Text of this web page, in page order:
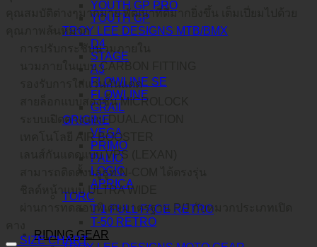
YOUTH GP PRO
YOUTH GP
TROY LEE DESIGNS MTB/BMX
D4
STAGE
A3
FLOWLINE SE
FLOWLINE
GRAIL
ORIGINE
VEGA
PRIMO
PALIO
LOGIC
APRICA
TORC
T-1 FULL FACE RETRO
T-50 RETRO
RIDING GEAR
คุณสมบัติต่างๆมากมาย พัฒนาที่ดีมากยิ่งขึ้น เต็มเปี่ยมไปด้วย
คุณภาพล้นหมวก
การปรับกระชับนวมภายใน
นวมภายในแบบ CARBON FITTING
รองรับการใส่แว่นกันแดด
สายล็อกแบบสองชั้น MICROLOCK
ระบบเปิดคางแบบ DUAL ACTION
เทคโนโลยี AIR BOOSTER
เลนส์กันแดดแบบ VPS (LEXAN)
สามารถติดตั้งบลูธูท N-COM ได้ตรงรุ่น
ชิลด์หน้าแบบ ULTRA WIDE
ผ่านการทดสอบพิเศษมาตรฐาน P/J กับหมวกประเภทเปิด
SIZE CHART